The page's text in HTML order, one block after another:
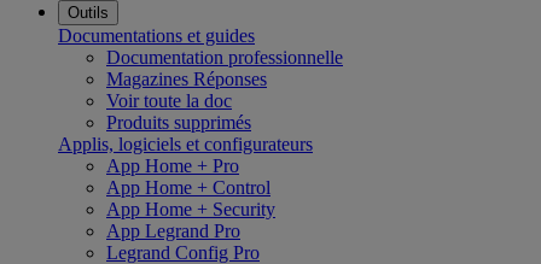
Outils
Documentations et guides
Documentation professionnelle
Magazines Réponses
Voir toute la doc
Produits supprimés
Applis, logiciels et configurateurs
App Home + Pro
App Home + Control
App Home + Security
App Legrand Pro
Legrand Config Pro